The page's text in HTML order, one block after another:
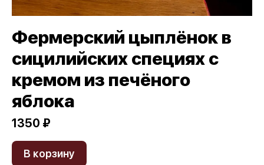
Фермерский цыплёнок в
сицилийских специях с
кремом из печёного
яблока
1350 ₽
В корзину